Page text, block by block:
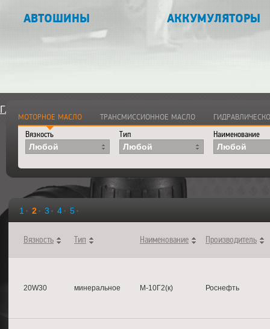
АВТОШИНЫ АККУМУЛЯТОРЫ
Главная
МОТОРНОЕ МАСЛО ТРАНСМИССИОННОЕ МАСЛО
Вязкость
Любой
Тип
Любой
Наименование
Любой
1 2 3 4 5
Вязкость Тип Наименование Производитель
20W30 минеральное М-10Г2(к) Роснефть